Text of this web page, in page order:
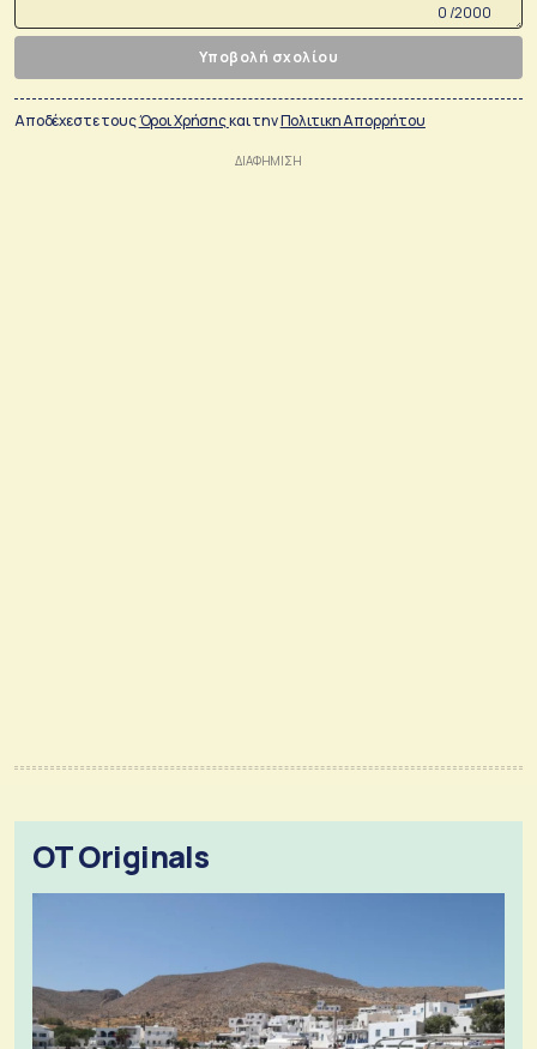
0 /2000
Υποβολή σχολίου
Αποδέχεστε τουςΌροι Χρήσηςκαι τηνΠολιτικη Απορρήτου
OT Originals